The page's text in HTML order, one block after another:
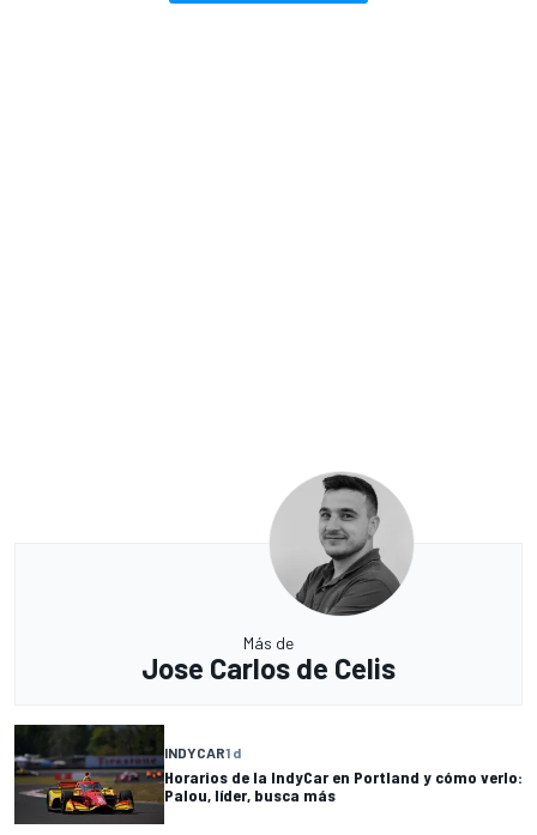
Más de
Jose Carlos de Celis
INDYCAR1 d
Horarios de la IndyCar en Portland y cómo verlo:
Palou, líder, busca más